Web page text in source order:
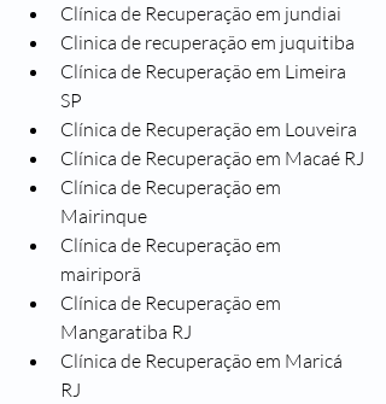
Clínica de Recuperação em jundiai
Clinica de recuperação em juquitiba
Clínica de Recuperação em Limeira
SP
Clínica de Recuperação em Louveira
Clínica de Recuperação em Macaé RJ
Clínica de Recuperação em
Mairinque
Clínica de Recuperação em
mairiporã
Clínica de Recuperação em
Mangaratiba RJ
Clínica de Recuperação em Maricá
RJ